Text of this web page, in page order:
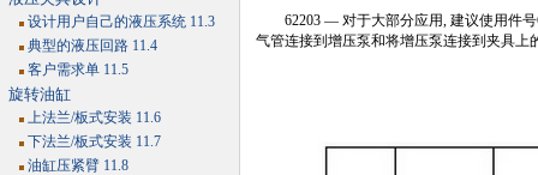
设计用户自己的液压系统 11.3
典型的液压回路 11.4
客户需求单 11.5
旋转油缸
上法兰/板式安装 11.6
下法兰/板式安装 11.7
油缸压紧臂 11.8
62203 — 对于大部分应用, 建议使用件号
气管连接到增压泵和将增压泵连接到夹具上